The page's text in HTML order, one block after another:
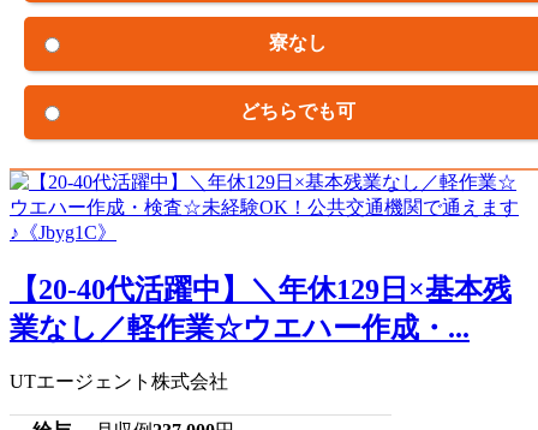
寮なし
どちらでも可
【20-40代活躍中】＼年休129日×基本残
業なし／軽作業☆ウエハー作成・...
UTエージェント株式会社